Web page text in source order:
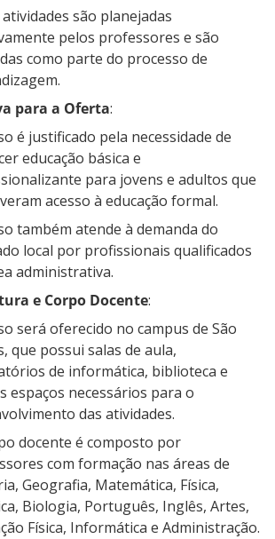
atividades são planejadas
pelos professores e são
como parte do processo de
para a Oferta:
é justificado pela necessidade de
educação básica e
para jovens e adultos que
acesso à educação formal.
também atende à demanda do
local por profissionais qualificados
administrativa.
e Corpo Docente:
será oferecido no campus de São
que possui salas de aula,
de informática, biblioteca e
espaços necessários para o
das atividades.
docente é composto por
com formação nas áreas de
Geografia, Matemática, Física,
Biologia, Português, Inglês, Artes,
Física, Informática e Administração.